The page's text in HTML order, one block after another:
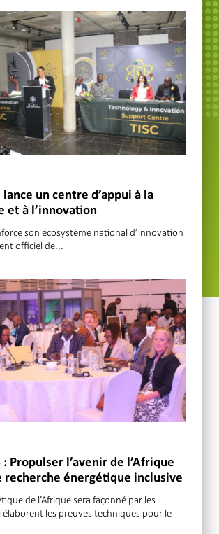
lance un centre d’appui à la
et à l’innovation
son écosystème national d’innovation
officiel de...
: Propulser l’avenir de l’Afrique
recherche énergétique inclusive
de l’Afrique sera façonné par les
les preuves techniques pour le